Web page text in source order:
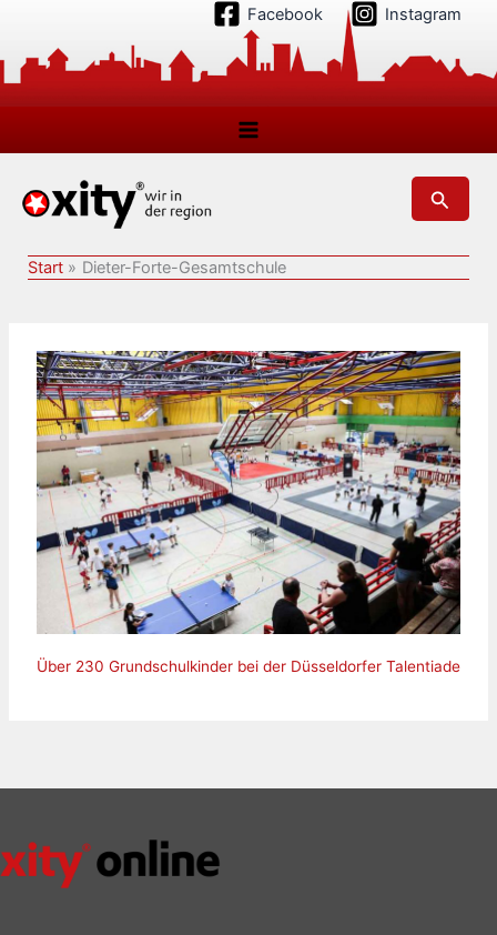
springen
Facebook Instagram
Suchen
Start Dieter-Forte-Gesamtschule
Über 230 Grundschulkinder bei der Düsseldorfer Talentiade